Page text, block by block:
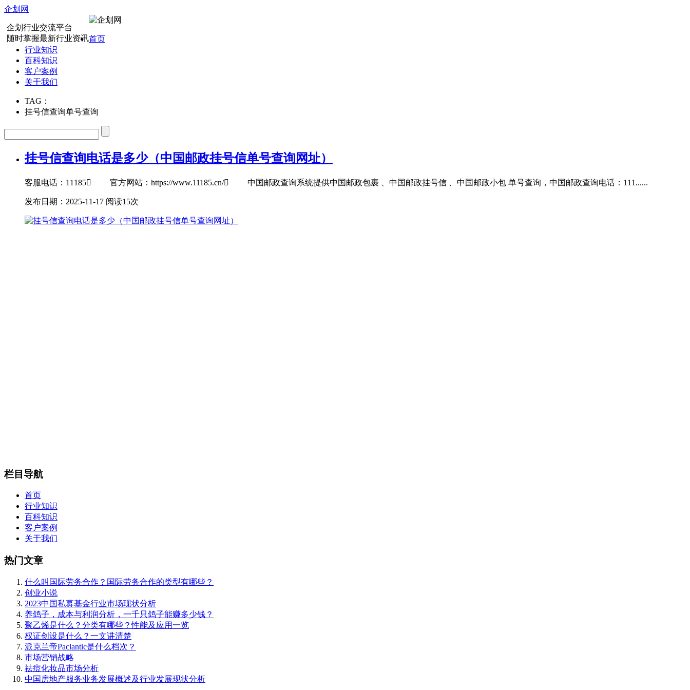
企划网
企划行业交流平台
随时掌握最新行业资讯首页
行业知识
百科知识
客户案例
关于我们
TAG：
挂号信查询单号查询
挂号信查询电话是多少（中国邮政挂号信单号查询网址）
客服电话：11185 官方网站：https://www.11185.cn/ 中国邮政查询系统提供中国邮政包裹 、中国邮政挂号信 、中国邮政小包 单号查询，中国邮政查询电话：111......
发布日期：2025-11-17 阅读15次
栏目导航
首页
行业知识
百科知识
客户案例
关于我们
热门文章
什么叫国际劳务合作？国际劳务合作的类型有哪些？
创业小说
2023中国私募基金行业市场现状分析
养鸽子，成本与利润分析，一千只鸽子能赚多少钱？
聚乙烯是什么？分类有哪些？性能及应用一览
权证创设是什么？一文讲清楚
派克兰帝Paclantic是什么档次？
市场营销战略
祛痘化妆品市场分析
中国房地产服务业务发展概述及行业发展现状分析